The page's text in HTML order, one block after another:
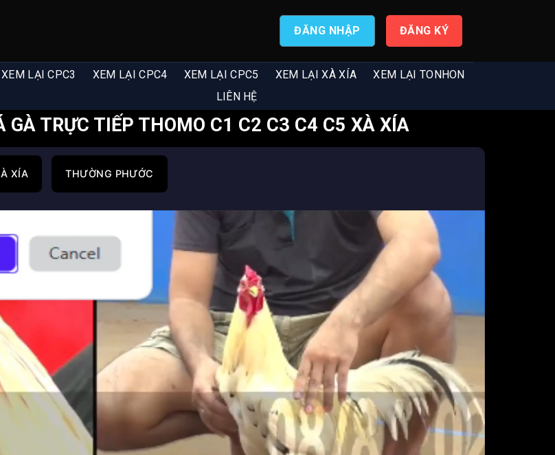
ĐĂNG NHẬP ĐĂNG KÝ
XEM LẠI CPC3 XEM LẠI CPC4 XEM LẠI CPC5 XEM LẠI XÀ XÍA
XEM LẠI TONHON
LIÊN HỆ
GÀ TRỰC TIẾP THOMO C1 C2 C3 C4 C5 XÀ XÍA
XÍA THƯỜNG PHƯỚC